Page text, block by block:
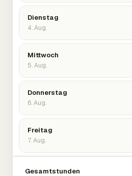
Dienstag
4. Aug.
Mittwoch
5. Aug.
Donnerstag
6. Aug.
Freitag
7. Aug.
Gesamtstunden